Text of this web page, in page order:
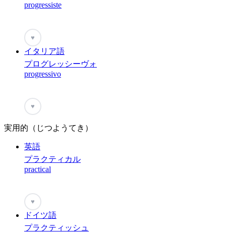
progressiste
♥
イタリア語
プログレッシーヴォ
progressivo
♥
実用的（じつようてき）
英語
プラクティカル
practical
♥
ドイツ語
プラクティッシュ